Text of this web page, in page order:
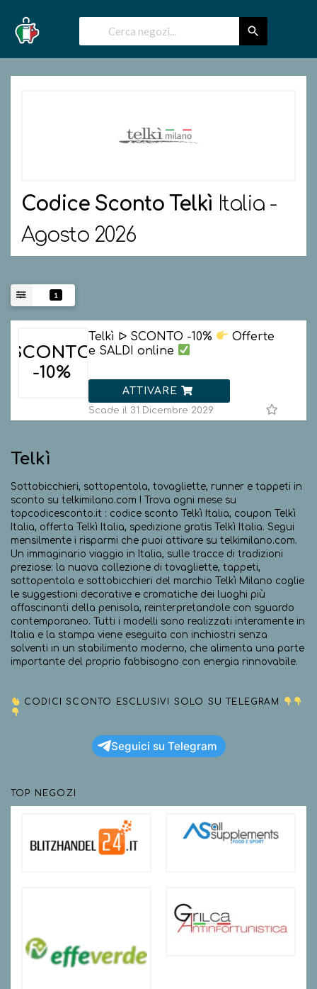
Codice Sconto Telkì Italia -
Agosto 2026
1
SCONTO
-10%
Telkì ᐅ SCONTO -10%
Offerte
e SALDI online
ATTIVARE
Scade il 31 Dicembre 2029
Telkì
Sottobicchieri, sottopentola, tovagliette, runner e tappeti in
sconto su telkimilano.com ! Trova ogni mese su
topcodicesconto.it : codice sconto Telkì Italia, coupon Telkì
Italia, offerta Telkì Italia, spedizione gratis Telkì Italia. Segui
mensilmente i risparmi che puoi attivare su telkimilano.com.
Un immaginario viaggio in Italia, sulle tracce di tradizioni
preziose: la nuova collezione di tovagliette, tappeti,
sottopentola e sottobicchieri del marchio Telkì Milano coglie
le suggestioni decorative e cromatiche dei luoghi più
affascinanti della penisola, reinterpretandole con sguardo
contemporaneo. Tutti i modelli sono realizzati interamente in
Italia e la stampa viene eseguita con inchiostri senza
solventi in un stabilimento moderno, che alimenta una parte
importante del proprio fabbisogno con energia rinnovabile.
CODICI SCONTO ESCLUSIVI SOLO SU TELEGRAM
Seguici su Telegram
TOP NEGOZI